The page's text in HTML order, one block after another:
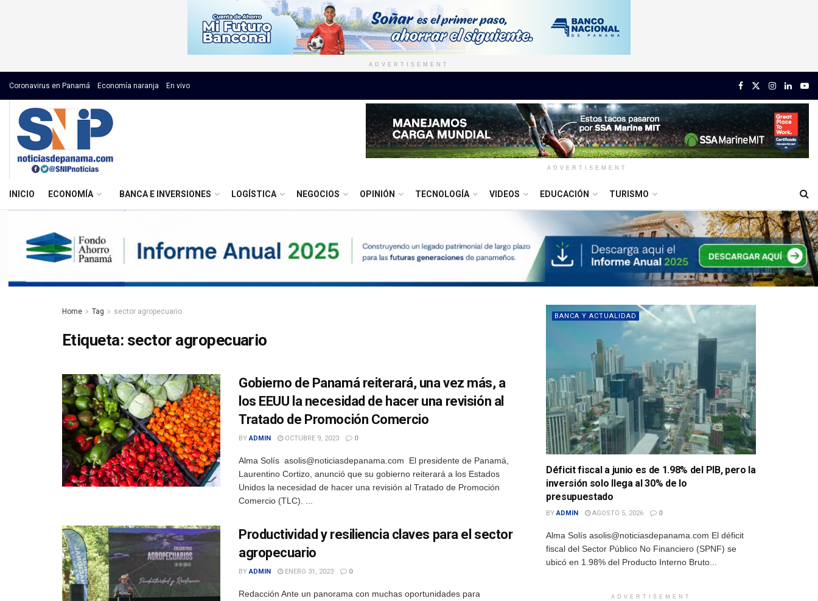
ADVERTISEMENT
Coronavirus en Panamá Economía naranja En vivo
ADVERTISEMENT
INICIO ECONOMÍA BANCA E INVERSIONES LOGÍSTICA NEGOCIOS OPINIÓN TECNOLOGÍA VIDEOS EDUCACIÓN TURISMO
Home Tag sector agropecuario
Etiqueta: sector agropecuario
Gobierno de Panamá reiterará, una vez más, a
los EEUU la necesidad de hacer una revisión al
Tratado de Promoción Comercio
BY ADMIN OCTUBRE 9, 2023 0
Alma Solís asolis@noticiasdepanama.com El presidente de Panamá,
Laurentino Cortizo, anunció que su gobierno reiterará a los Estados
Unidos la necesidad de hacer una revisión al Tratado de Promoción
Comercio (TLC). ...
Productividad y resiliencia claves para el sector
agropecuario
BY ADMIN ENERO 31, 2023 0
Redacción Ante un panorama con muchas oportunidades para
BANCA Y ACTUALIDAD
Déficit fiscal a junio es de 1.98% del PIB, pero la
inversión solo llega al 30% de lo
presupuestado
BY ADMIN AGOSTO 5, 2026 0
Alma Solís asolis@noticiasdepanama.com El déficit
fiscal del Sector Público No Financiero (SPNF) se
ubicó en 1.98% del Producto Interno Bruto...
ADVERTISEMENT